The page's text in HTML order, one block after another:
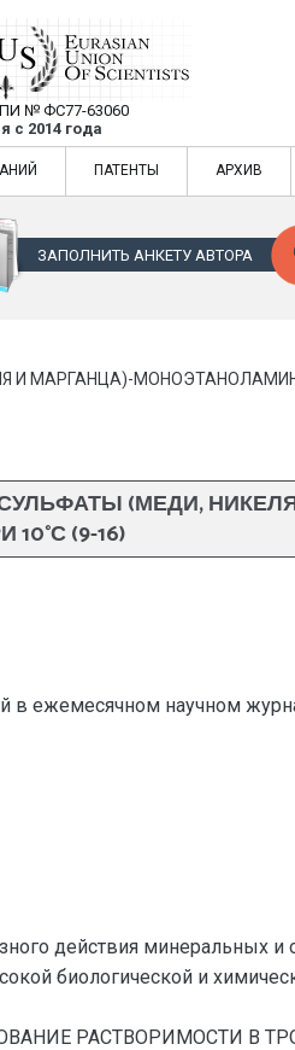
— публикация
ПИ № ФС77-63060
с 2014 года
научных статей в
ПАТЕНТЫ АРХИВ
ЗАПОЛНИТЬ АНКЕТУ АВТОРА
МАРГАНЦА)-
(МЕДИ,
(9-16)
в ежемесячном научном
действия минеральных и
биологической и
РАСТВОРИМОСТИ